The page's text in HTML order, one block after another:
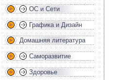
ОС и Сети
Графика и Дизайн
Домашняя литература
Саморазвитие
Здоровье